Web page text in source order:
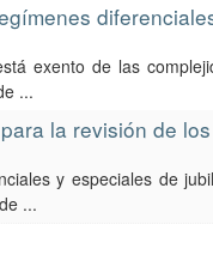
exento de las
...
la revisión de
y especiales de
...